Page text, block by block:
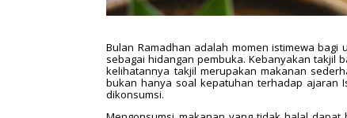
Bulan Ramadhan adalah momen istimewa
sebagai hidangan pembuka. Kebanyakan takjil
kelihatannya takjil merupakan makanan
bukan hanya soal kepatuhan terhadap ajaran
dikonsumsi.